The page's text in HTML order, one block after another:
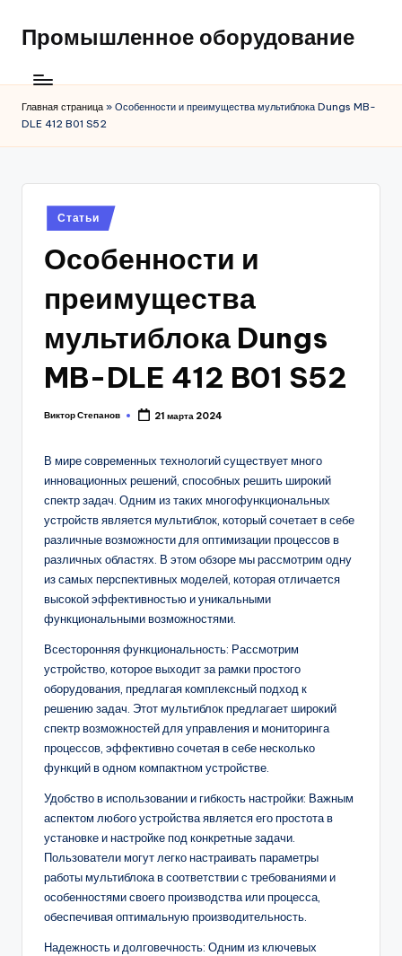
Промышленное оборудование
Главная страница » Особенности и преимущества мультиблока Dungs MB-
DLE 412 B01 S52
Posted
in
Статьи
Особенности и
преимущества
мультиблока Dungs
MB-DLE 412 B01 S52
Posted
Виктор Степанов 21 марта 2024
В мире современных технологий существует много
инновационных решений, способных решить широкий
спектр задач. Одним из таких многофункциональных
устройств является мультиблок, который сочетает в себе
различные возможности для оптимизации процессов в
различных областях. В этом обзоре мы рассмотрим одну
из самых перспективных моделей, которая отличается
высокой эффективностью и уникальными
функциональными возможностями.
Всесторонняя функциональность: Рассмотрим
устройство, которое выходит за рамки простого
оборудования, предлагая комплексный подход к
решению задач. Этот мультиблок предлагает широкий
спектр возможностей для управления и мониторинга
процессов, эффективно сочетая в себе несколько
функций в одном компактном устройстве.
Удобство в использовании и гибкость настройки: Важным
аспектом любого устройства является его простота в
установке и настройке под конкретные задачи.
Пользователи могут легко настраивать параметры
работы мультиблока в соответствии с требованиями и
особенностями своего производства или процесса,
обеспечивая оптимальную производительность.
Надежность и долговечность: Одним из ключевых